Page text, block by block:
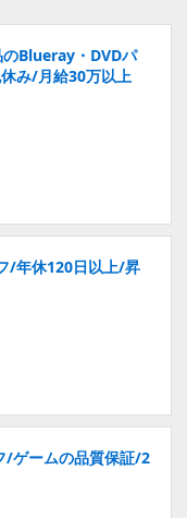
のBlueray・DVDパ
み/月給30万以上
/年休120日以上/昇
/ゲームの品質保証/2